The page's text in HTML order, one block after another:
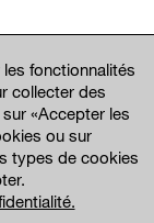
fonctionnalités
collecter des
«Accepter les
ou sur
types de cookies